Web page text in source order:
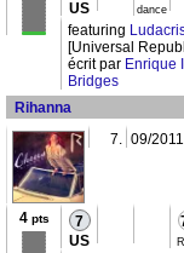
US dance
featuring
[Universal
écrit par Enrique
Bridges
Rihanna
7. 09/2011
4pts 7
US